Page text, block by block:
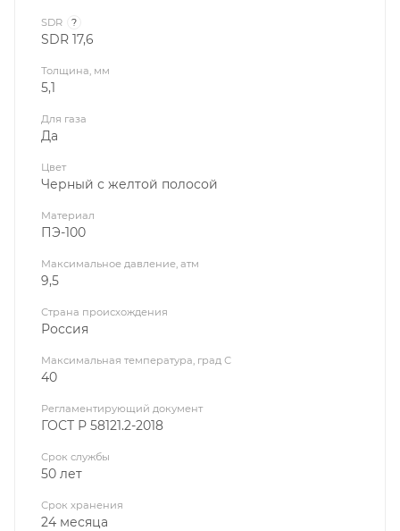
SDR ?
SDR 17,6
Толщина, мм
5,1
Для газа
Да
Цвет
Черный с желтой полосой
Материал
ПЭ-100
Максимальное давление, атм
9,5
Страна происхождения
Россия
Максимальная температура, град С
40
Регламентирующий документ
ГОСТ Р 58121.2-2018
Срок службы
50 лет
Срок хранения
24 месяца